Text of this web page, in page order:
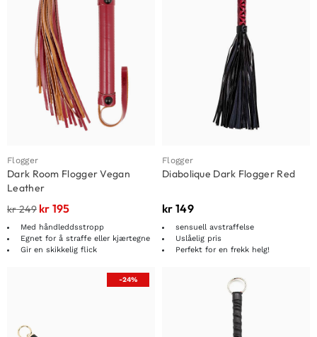
Flogger
Dark Room Flogger Vegan
Leather
kr249 kr 195
Med håndleddsstropp
Egnet for å straffe eller kjærtegne
Gir en skikkelig flick
Flogger
Diabolique Dark Flogger Red
kr 149
sensuell avstraffelse
Uslåelig pris
Perfekt for en frekk helg!
-24%